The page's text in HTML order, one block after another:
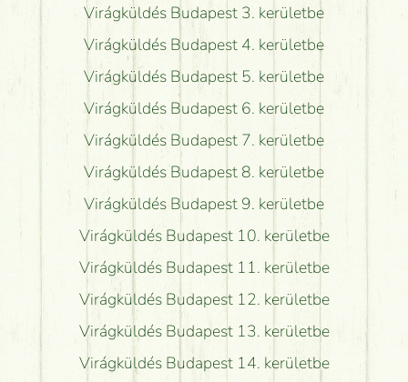
Virágküldés Budapest 3. kerületbe
Virágküldés Budapest 4. kerületbe
Virágküldés Budapest 5. kerületbe
Virágküldés Budapest 6. kerületbe
Virágküldés Budapest 7. kerületbe
Virágküldés Budapest 8. kerületbe
Virágküldés Budapest 9. kerületbe
Virágküldés Budapest 10. kerületbe
Virágküldés Budapest 11. kerületbe
Virágküldés Budapest 12. kerületbe
Virágküldés Budapest 13. kerületbe
Virágküldés Budapest 14. kerületbe